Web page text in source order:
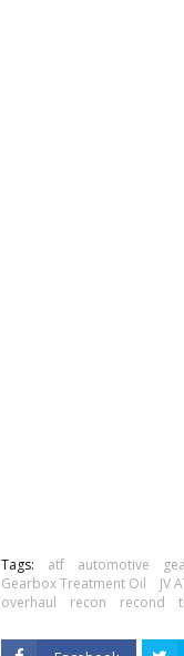
Tags: atf automotive
Gearbox Treatment Oil
JV
overhaul
recon recond